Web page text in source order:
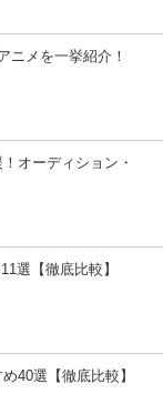
ニメを一挙紹介！
オーディション・
選【徹底比較】
40選【徹底比較】